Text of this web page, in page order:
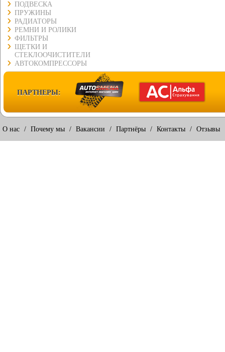
ПОДВЕСКА
ПРУЖИНЫ
РАДИАТОРЫ
РЕМНИ И РОЛИКИ
ФИЛЬТРЫ
ЩЕТКИ И
СТЕКЛООЧИСТИТЕЛИ
АВТОКОМПРЕССОРЫ
ПАРТНЕРЫ:
О нас / Почему мы / Вакансии / Партнёры / Контакты / Отзывы